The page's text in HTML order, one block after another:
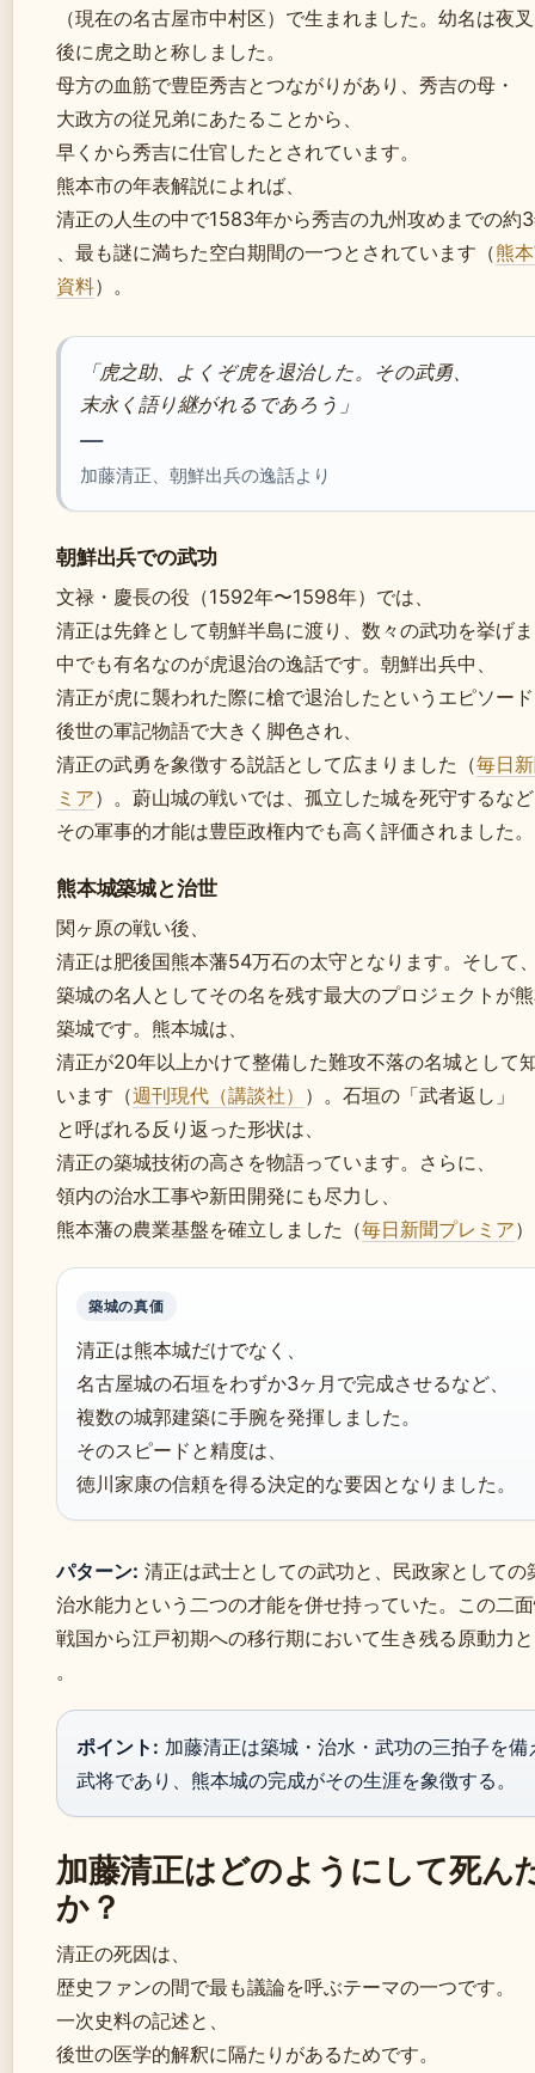
（現在の名古屋市中村区）で生まれました。幼名は夜
後に虎之助と称しました。
母方の血筋で豊臣秀吉とつながりがあり、秀吉の母・
大政方の従兄弟にあたることから、
早くから秀吉に仕官したとされています。
熊本市の年表解説によれば、
清正の人生の中で1583年から秀吉の九州攻めまでの約
、最も謎に満ちた空白期間の一つとされています（熊
資料）。
「虎之助、よくぞ虎を退治した。その武勇、
末永く語り継がれるであろう」
—
加藤清正、朝鮮出兵の逸話より
朝鮮出兵での武功
文禄・慶長の役（1592年〜1598年）では、
清正は先鋒として朝鮮半島に渡り、数々の武功を挙げ
中でも有名なのが虎退治の逸話です。朝鮮出兵中、
清正が虎に襲われた際に槍で退治したというエピソー
後世の軍記物語で大きく脚色され、
清正の武勇を象徴する説話として広まりました（毎日
ミア）。蔚山城の戦いでは、孤立した城を死守するな
その軍事的才能は豊臣政権内でも高く評価されました。
熊本城築城と治世
関ヶ原の戦い後、
清正は肥後国熊本藩54万石の太守となります。そして
築城の名人としてその名を残す最大のプロジェクトが
築城です。熊本城は、
清正が20年以上かけて整備した難攻不落の名城として
います（週刊現代（講談社） ）。石垣の「武者返し」
と呼ばれる反り返った形状は、
清正の築城技術の高さを物語っています。さらに、
領内の治水工事や新田開発にも尽力し、
熊本藩の農業基盤を確立しました（毎日新聞プレミア
築城の真価
清正は熊本城だけでなく、
名古屋城の石垣をわずか3ヶ月で完成させるなど、
複数の城郭建築に手腕を発揮しました。
そのスピードと精度は、
徳川家康の信頼を得る決定的な要因となりました。
パターン: 清正は武士としての武功と、民政家としての
治水能力という二つの才能を併せ持っていた。この二
戦国から江戸初期への移行期において生き残る原動力
。
ポイント: 加藤清正は築城・治水・武功の三拍子を備
武将であり、熊本城の完成がその生涯を象徴する。
加藤清正はどのようにして死ん
か？
清正の死因は、
歴史ファンの間で最も議論を呼ぶテーマの一つです。
一次史料の記述と、
後世の医学的解釈に隔たりがあるためです。